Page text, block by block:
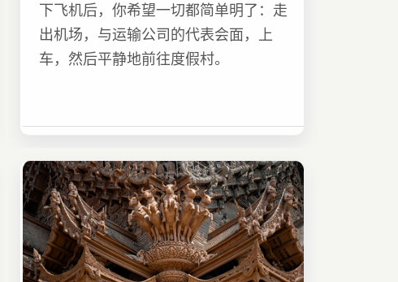
下飞机后，你希望一切都简单明了：走
出机场，与运输公司的代表会面，上
车，然后平静地前往度假村。